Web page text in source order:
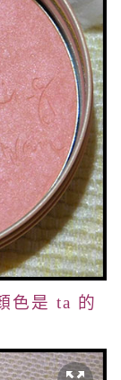
色是 ta 的